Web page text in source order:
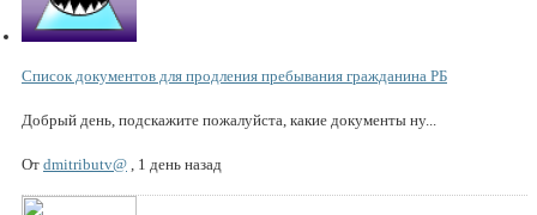
Список документов для продления пребывания гражданина РБ
Добрый день, подскажите пожалуйста, какие документы ну...
От dmitributv@ 1 день назад